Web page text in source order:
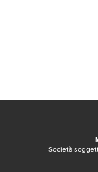
Società